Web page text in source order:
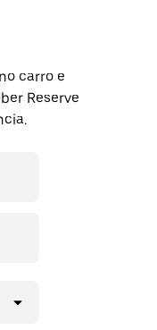
carro e
Reserve